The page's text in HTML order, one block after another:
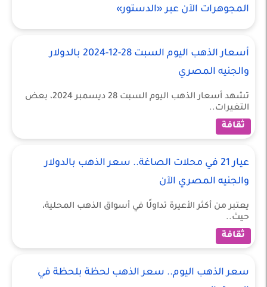
المجوهرات الآن عبر «الدستور»
أسعار الذهب اليوم السبت 28-12-2024 بالدولار
والجنيه المصري
تشهد أسعار الذهب اليوم السبت 28 ديسمبر 2024، بعض
التغيرات..
ثقافة
عيار 21 في محلات الصاغة.. سعر الذهب بالدولار
والجنيه المصري الآن
يعتبر من أكثر الأعيرة تداولًا في أسواق الذهب المحلية،
حيث..
ثقافة
سعر الذهب اليوم.. سعر الذهب لحظة بلحظة في